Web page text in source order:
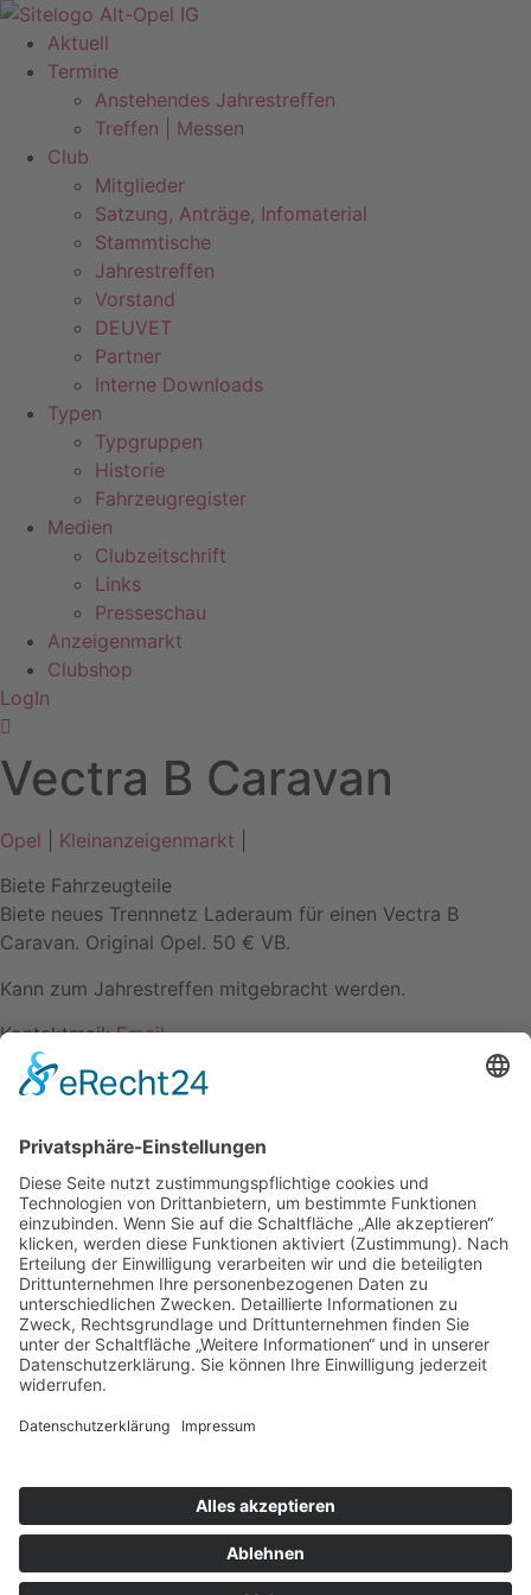
Zum
Inhalt
springen
Aktuell
Termine
Anstehendes Jahrestreffen
Treffen | Messen
Club
Mitglieder
Satzung, Anträge, Infomaterial
Stammtische
Jahrestreffen
Vorstand
DEUVET
Partner
Interne Downloads
Typen
Typgruppen
Historie
Fahrzeugregister
Medien
Clubzeitschrift
Links
Presseschau
Anzeigenmarkt
Clubshop
LogIn
Vectra B Caravan
Opel Kleinanzeigenmarkt
Biete Fahrzeugteile
Biete neues Trennnetz Laderaum für einen Vectra B
Caravan. Original Opel. 50 € VB.
Kann zum Jahrestreffen mitgebracht werden.
Kontaktmail:Email
Name: Stefan Rademacher
Impressum
Datenschutzerklärung
Mitgliederbereich
Facebook
Instagram
Umsetzung:DOUBLE-A-DESIGN
Kontakt
Impressum
Datenschutzerklärung
Mitgliederbereich
Facebook
Instagram